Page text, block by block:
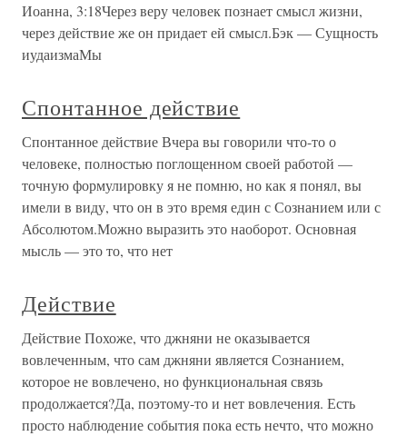
Иоанна, 3:18Через веру человек познает смысл жизни,
через действие же он придает ей смысл.Бэк — Сущность
иудаизмаМы
Спонтанное действие
Спонтанное действие Вчера вы говорили что-то о
человеке, полностью поглощенном своей работой —
точную формулировку я не помню, но как я понял, вы
имели в виду, что он в это время един с Сознанием или с
Абсолютом.Можно выразить это наоборот. Основная
мысль — это то, что нет
Действие
Действие Похоже, что джняни не оказывается
вовлеченным, что сам джняни является Сознанием,
которое не вовлечено, но функциональная связь
продолжается?Да, поэтому-то и нет вовлечения. Есть
просто наблюдение события пока есть нечто, что можно